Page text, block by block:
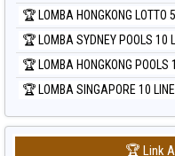
🏆 LOMBA HONGKONG LOTTO
🏆 LOMBA SYDNEY POOLS 10
🏆 LOMBA HONGKONG POOLS
🏆 LOMBA SINGAPORE 10 LINE
🏆 Link